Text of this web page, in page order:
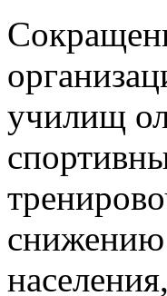
училищ
снижению